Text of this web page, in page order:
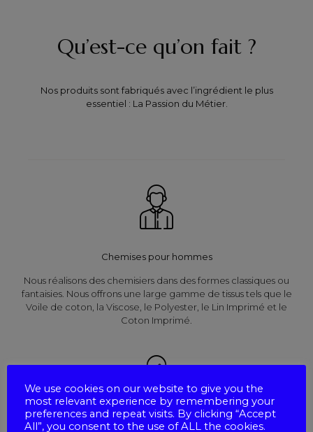
Qu’est-ce qu’on fait ?
Nos produits sont fabriqués avec l’ingrédient le plus
essentiel : La Passion du Métier.
Chemises pour hommes
Nous réalisons des chemisiers dans des formes classiques ou
fantaisies. Nous offrons une large gamme de tissus tels que le
Voile de coton, la Viscose, le Polyester, le Lin Imprimé et le
Coton Imprimé.
Chemises pour femmes
We use cookies on our website to give you the
most relevant experience by remembering your
preferences and repeat visits. By clicking “Accept
All”, you consent to the use of ALL the cookies.